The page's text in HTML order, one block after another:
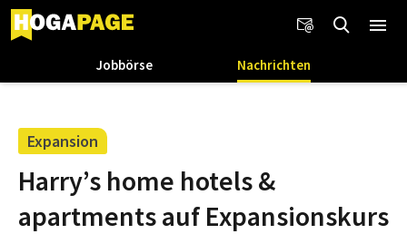
Jobbörse Nachrichten
Expansion
Harry’s home hotels &
apartments auf Expansionskurs